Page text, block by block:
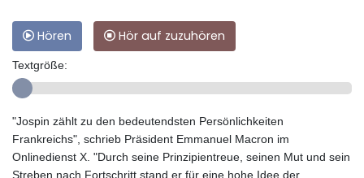
Hören Hör auf zuzuhören
Textgröße:
"Jospin zählt zu den bedeutendsten Persönlichkeiten
Frankreichs", schrieb Präsident Emmanuel Macron im
Onlinedienst X. "Durch seine Prinzipientreue, seinen Mut und sein
Streben nach Fortschritt stand er für eine hohe Idee der